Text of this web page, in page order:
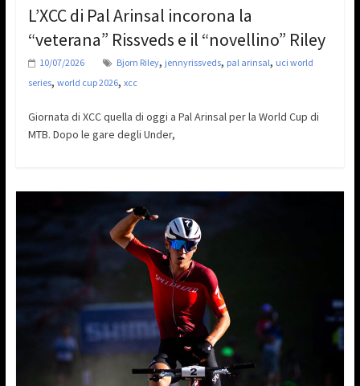
L’XCC di Pal Arinsal incorona la
“veterana” Rissveds e il “novellino” Riley
10/07/2026 Bjorn Riley, jennyrissveds, pal arinsal, uci world
series, world cup 2026, xcc
Giornata di XCC quella di oggi a Pal Arinsal per la World Cup di
MTB. Dopo le gare degli Under,